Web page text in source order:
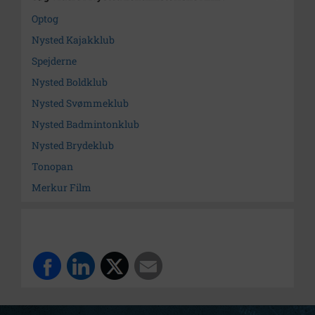
Optog
Nysted Kajakklub
Spejderne
Nysted Boldklub
Nysted Svømmeklub
Nysted Badmintonklub
Nysted Brydeklub
Tonopan
Merkur Film